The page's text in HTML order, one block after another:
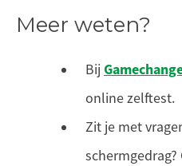
Meer weten?
Bij
online zelftest.
Zit je met
schermgedrag?